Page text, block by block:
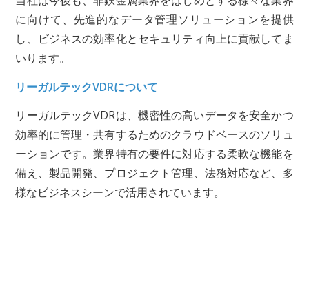
に向けて、先進的なデータ管理ソリューションを提供
し、ビジネスの効率化とセキュリティ向上に貢献してま
いります。
リーガルテックVDRについて
リーガルテックVDRは、機密性の高いデータを安全かつ
効率的に管理・共有するためのクラウドベースのソリュ
ーションです。業界特有の要件に対応する柔軟な機能を
備え、製品開発、プロジェクト管理、法務対応など、多
様なビジネスシーンで活用されています。